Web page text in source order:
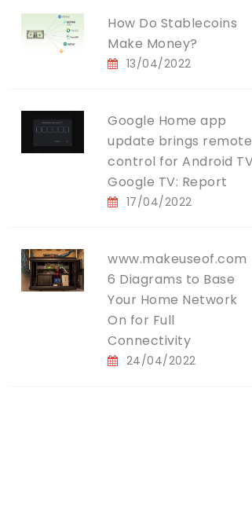
How Do Stablecoins
Make Money?
13/04/2022
Google Home app
update brings remote
control for Android
Google TV: Report
17/04/2022
www.makeuseof.com
6 Diagrams to Base
Your Home Network
On for Full
Connectivity
24/04/2022